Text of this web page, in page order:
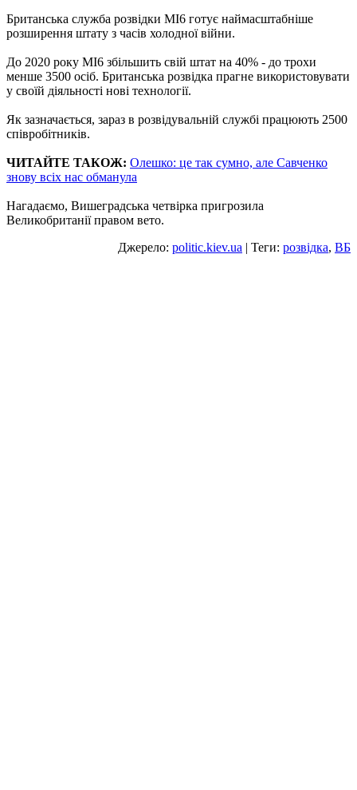
Британська служба розвідки MI6 готує наймасштабніше
розширення штату з часів холодної війни.
До 2020 року MI6 збільшить свій штат на 40% - до трохи
менше 3500 осіб. Британська розвідка прагне використовувати
у своїй діяльності нові технології.
Як зазначається, зараз в розвідувальній службі працюють 2500
співробітників.
ЧИТАЙТЕ ТАКОЖ: Олешко: це так сумно, але Савченко
знову всіх нас обманула
Нагадаємо, Вишеградська четвірка пригрозила
Великобританії правом вето.
Джерело: politic.kiev.ua | Теги: розвідка, ВБ